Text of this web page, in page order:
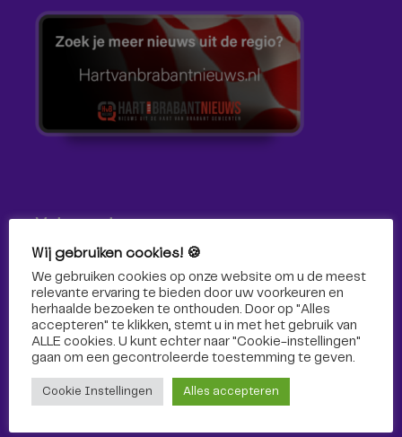
Volg ons!
Volg Omroep Tilburg niet alleen hier, maar ook via social
media!
Wij gebruiken cookies! 🍪
We gebruiken cookies op onze website om u de meest
relevante ervaring te bieden door uw voorkeuren en
herhaalde bezoeken te onthouden. Door op "Alles
accepteren" te klikken, stemt u in met het gebruik van
ALLE cookies. U kunt echter naar "Cookie-instellingen"
gaan om een ​​gecontroleerde toestemming te geven.
Cookie Instellingen Alles accepteren